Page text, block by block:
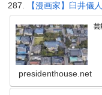
【漫画家】臼井儀人
芸
presidenthouse.net